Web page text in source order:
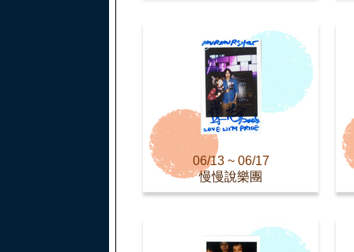
06/13 ~ 06/17
慢慢說樂團